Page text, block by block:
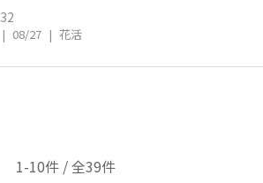
32
| 08/27 | 花活
1-10件 / 全39件